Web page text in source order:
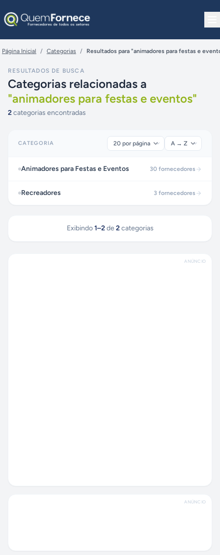
Página Inicial / Categorias / Resultados para "animadores para festas e
RESULTADOS DE BUSCA
Categorias relacionadas a
"animadores para festas e eventos"
2categorias encontradas
CATEGORIA
Animadores para Festas e Eventos 30 fornecedores
Recreadores 3 fornecedores
Exibindo 1–2 de 2 categorias
ANÚNCIO
ANÚNCIO